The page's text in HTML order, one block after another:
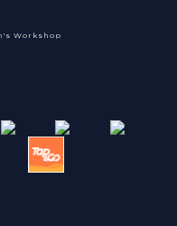
Workshop